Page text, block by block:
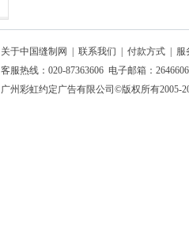
关于中国缝制网 联系我们 付款方式
服
客服热线：020-87363606 电子邮箱：
广州彩虹约定广告有限公司 ©版权所有2005-